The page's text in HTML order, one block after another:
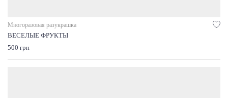
Многоразовая разукрашка
ВЕСЕЛЫЕ ФРУКТЫ
500 грн